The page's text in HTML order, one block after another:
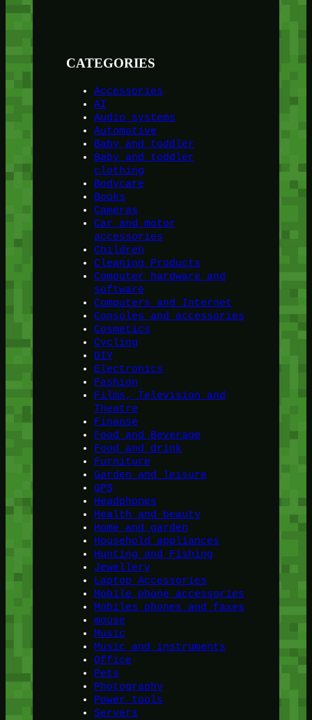
CATEGORIES
Accessories
AI
Audio systems
Automotive
Baby and toddler
Baby and toddler
clothing
Bodycare
Books
Cameras
Car and motor
accessories
Children
Cleaning Products
Computer hardware and
software
Computers and Internet
Consoles and accessories
Cosmetics
Cycling
DIY
Electronics
Fashion
Films, Television and
Theatre
Finanse
Food and Beverage
Food and drink
Furniture
Garden and leisure
GPS
Headphones
Health and beauty
Home and garden
Household appliances
Hunting and Fishing
Jewellery
Laptop Accessories
Mobile phone accessories
Mobiles phones and faxes
mouse
Music
Music and instruments
Office
Pets
Photography
Power tools
Servers